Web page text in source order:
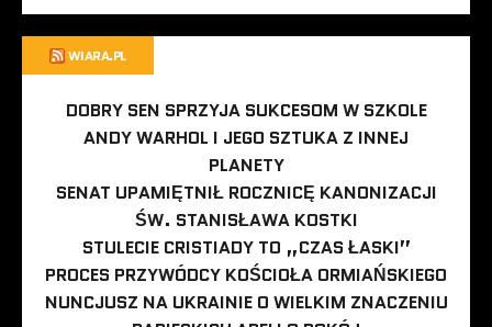
WIARA.PL
DOBRY SEN SPRZYJA SUKCESOM W SZKOLE
ANDY WARHOL I JEGO SZTUKA Z INNEJ
PLANETY
SENAT UPAMIĘTNIŁ ROCZNICĘ KANONIZACJI
ŚW. STANISŁAWA KOSTKI
STULECIE CRISTIADY TO „CZAS ŁASKI”
PROCES PRZYWÓDCY KOŚCIOŁA ORMIAŃSKIEGO
NUNCJUSZ NA UKRAINIE O WIELKIM ZNACZENIU